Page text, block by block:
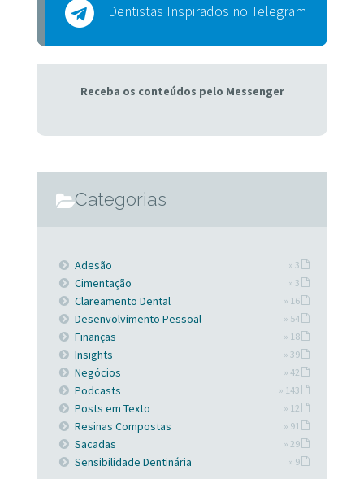
Dentistas Inspirados no Telegram
Receba os conteúdos pelo Messenger
Categorias
Adesão » 3
Cimentação » 3
Clareamento Dental » 16
Desenvolvimento Pessoal » 54
Finanças » 18
Insights » 39
Negócios » 42
Podcasts » 143
Posts em Texto » 12
Resinas Compostas » 91
Sacadas » 29
Sensibilidade Dentinária » 9